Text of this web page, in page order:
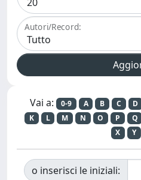
Autori/Record:
Vai a: 0-9 A B C D
K
L M N O P Q
X
Y
o inserisci le iniziali: